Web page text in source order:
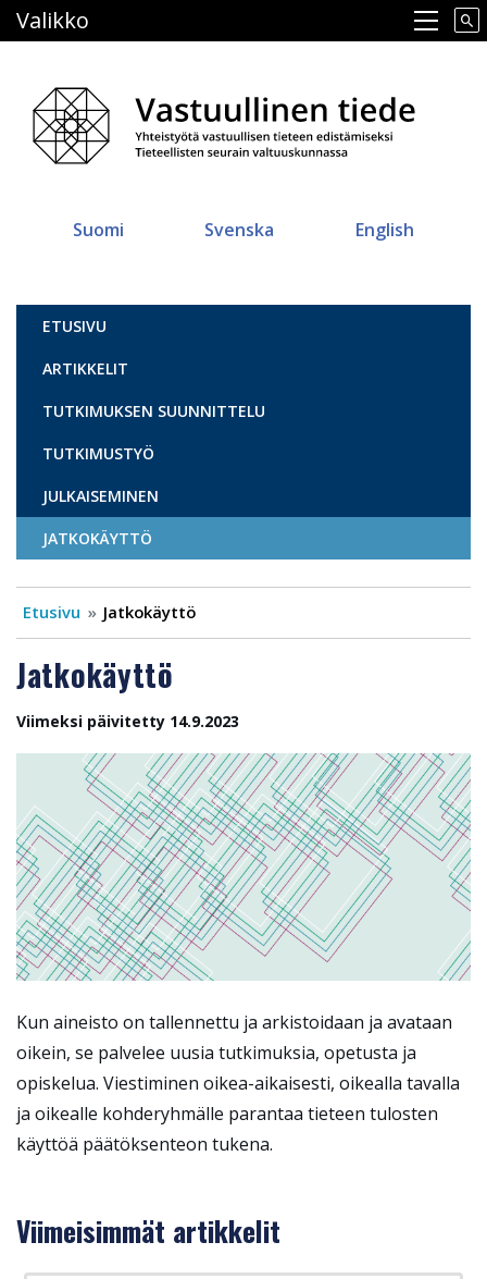
pääsisältöön
Main navigation
Valikko
Suomi Svenska English
Vastuullinen tiede
ETUSIVU
ARTIKKELIT
TUTKIMUKSEN SUUNNITTELU
TUTKIMUSTYÖ
JULKAISEMINEN
JATKOKÄYTTÖ
Etusivu Jatkokäyttö
Jatkokäyttö
Viimeksi päivitetty 14.9.2023
Kun aineisto on tallennettu ja arkistoidaan ja avataan
oikein, se palvelee uusia tutkimuksia, opetusta ja
opiskelua. Viestiminen oikea-aikaisesti, oikealla tavalla
ja oikealle kohderyhmälle parantaa tieteen tulosten
käyttöä päätöksenteon tukena.
Viimeisimmät artikkelit